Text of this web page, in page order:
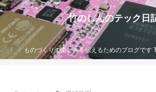
竹のしんのテック日
ものづくりの楽しさを伝えるためのブログです